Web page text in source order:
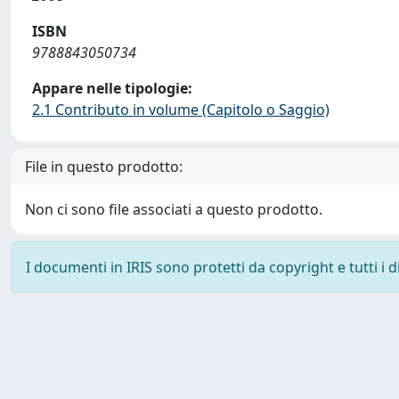
ISBN
9788843050734
Appare nelle tipologie:
2.1 Contributo in volume (Capitolo o Saggio)
File in questo prodotto:
Non ci sono file associati a questo prodotto.
I documenti in IRIS sono protetti da copyright e tutti i